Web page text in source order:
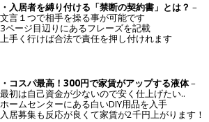
・入居者を縛り付ける「禁断の契約書」とは？ –
文言１つで相手を操る事が可能です
3ページ目辺りにあるフレーズを記載
上手く行けば合法で責任を押し付けれます
・コスパ最高！300円で家賃がアップする液体–
最初は自己資金が少ないので安く仕上げたい..
ホームセンターにある白いDIY用品を入手
入居募集も反応が良くて家賃が2千円上がります！